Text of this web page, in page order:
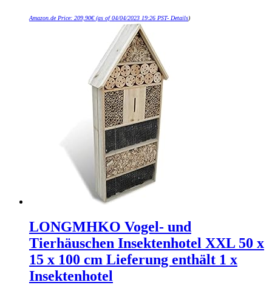
Amazon.de Price: 209,90€(as of 04/04/2023 19:26 PST- Details)
LONGMHKO Vogel- und
Tierhäuschen Insektenhotel XXL 50 x
15 x 100 cm Lieferung enthält 1 x
Insektenhotel